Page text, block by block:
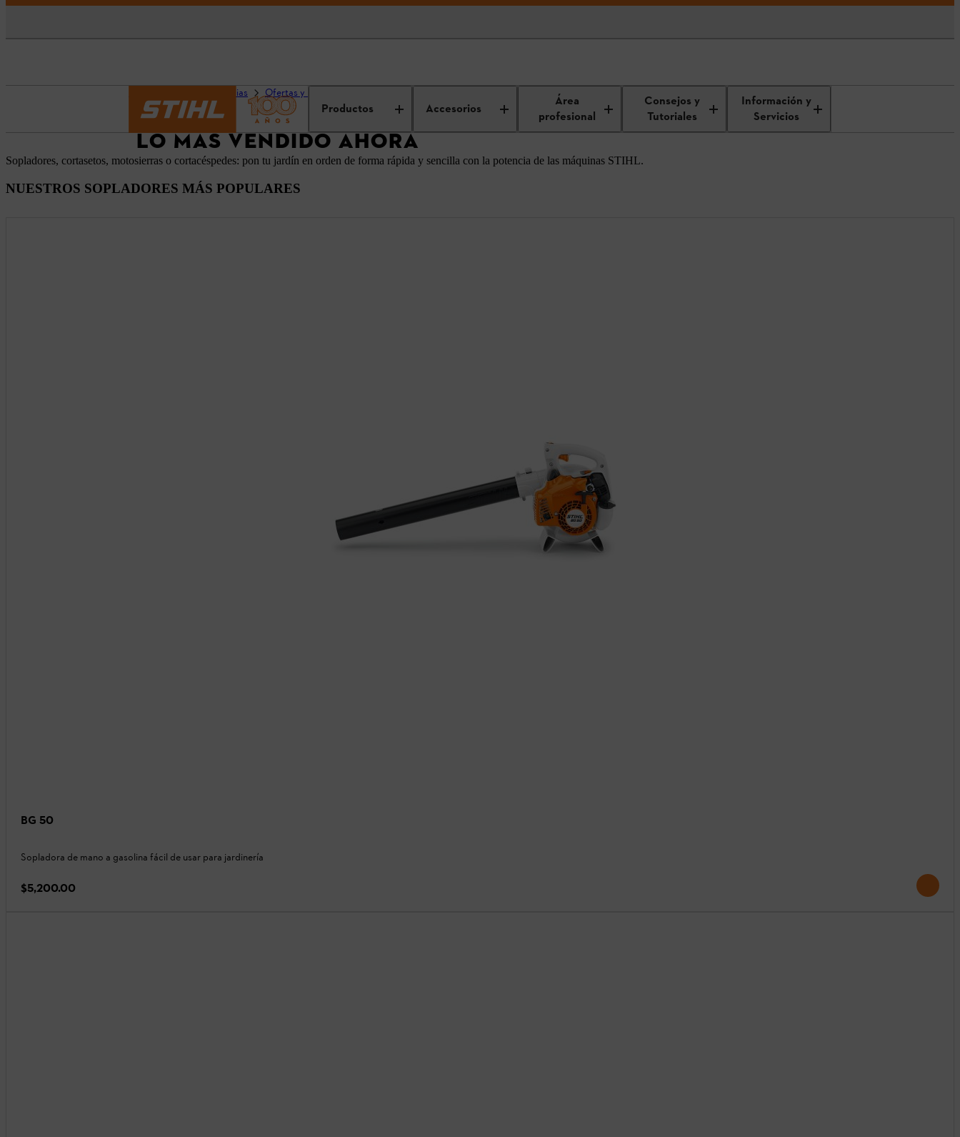
Productos Accesorios
Área
profesional
Consejos y
Tutoriales
Información y
Servicios
Noticias Ofertas y Promociones
LO MÁS VENDIDO AHORA
Sopladores, cortasetos, motosierras o cortacéspedes: pon tu jardín en orden de forma rápida y sencilla con la potencia de las máquinas STIHL.
NUESTROS SOPLADORES MÁS POPULARES
BG 50
Sopladora de mano a gasolina fácil de usar para jardinería
$5,200.00